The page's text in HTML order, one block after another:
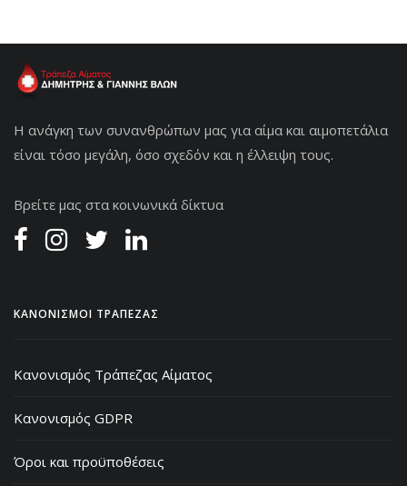
Η ανάγκη των συνανθρώπων μας για αίμα και αιμοπετάλια
είναι τόσο μεγάλη, όσο σχεδόν και η έλλειψη τους.
Βρείτε μας στα κοινωνικά δίκτυα
ΚΑΝΟΝΙΣΜΟΙ ΤΡΑΠΕΖΑΣ
Κανονισμός Τράπεζας Αίματος
Κανονισμός GDPR
Όροι και προϋποθέσεις